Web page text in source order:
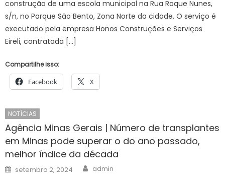
construção de uma escola municipal na Rua Roque Nunes,
s/n, no Parque São Bento, Zona Norte da cidade. O serviço é
executado pela empresa Honos Construções e Serviços
Eireli, contratada […]
Compartilhe isso:
Facebook X
NOTÍCIAS
Agência Minas Gerais | Número de transplantes
em Minas pode superar o do ano passado,
melhor índice da década
Posted
on
setembro 2, 2024 Author
admin